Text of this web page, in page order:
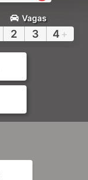
Vagas
2 3 4 +